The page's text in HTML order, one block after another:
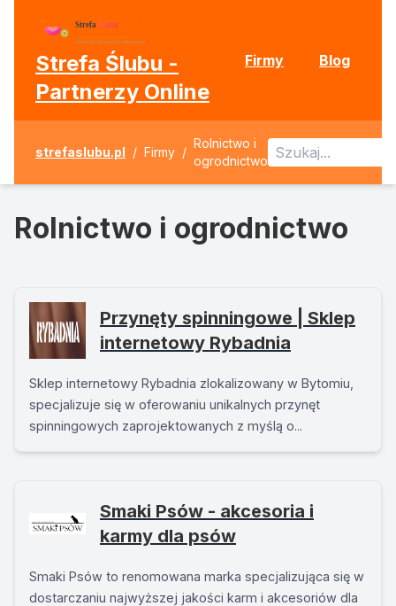
Strefa Ślubu -
Partnerzy Online
Firmy Blog
strefaslubu.pl / Firmy /
Rolnictwo i
ogrodnictwo
Rolnictwo i ogrodnictwo
Przynęty spinningowe | Sklep
internetowy Rybadnia
Sklep internetowy Rybadnia zlokalizowany w Bytomiu,
specjalizuje się w oferowaniu unikalnych przynęt
spinningowych zaprojektowanych z myślą o...
Smaki Psów - akcesoria i
karmy dla psów
Smaki Psów to renomowana marka specjalizująca się w
dostarczaniu najwyższej jakości karm i akcesoriów dla